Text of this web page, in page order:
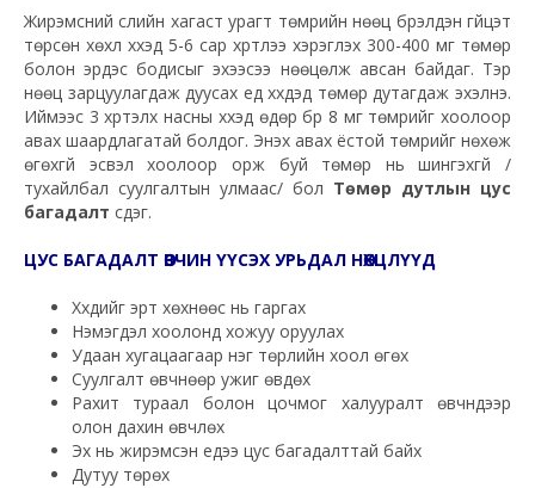
Жирэмсний сүүлийн хагаст урагт төмрийн нөөц бүрэлдэн гүйцэт
төрсөн хөхүүл хүүхэд 5-6 сар хүртлээ хэрэглэх 300-400 мг төмөр
болон эрдэс бодисыг эхээсээ нөөцөлж авсан байдаг. Тэр
нөөц зарцуулагдаж дуусах үед хүүхдэд төмөр дутагдаж эхэлнэ.
Иймээс 3 хүртэлх насны хүүхэд өдөр бүр 8 мг төмрийг хоолоор
авах шаардлагатай болдог. Энэхүү авах ёстой төмрийг нөхөж
өгөхгүй эсвэл хоолоор орж буй төмөр нь шингэхгүй /
тухайлбал суулгалтын улмаас/ бол Төмөр дутлын цус
багадалт үүсдэг.
ЦУС БАГАДАЛТ ӨВЧИН ҮҮСЭХ УРЬДАЛ НӨХЦЛҮҮД
Хүүхдийг эрт хөхнөөс нь гаргах
Нэмэгдэл хоолонд хожуу оруулах
Удаан хугацаагаар нэг төрлийн хоол өгөх
Суулгалт өвчнөөр ужиг өвдөх
Рахит тураал болон цочмог халууралт өвчнүүдээр
олон дахин өвчлөх
Эх нь жирэмсэн үедээ цус багадалттай байх
Дутуу төрөх